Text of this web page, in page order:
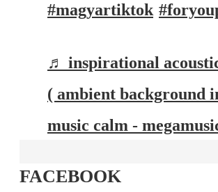
#magyartiktok
♬ inspirational
( ambient background
music calm -
FACEBOOK